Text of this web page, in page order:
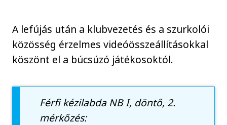
A lefújás után a klubvezetés és a szurkolói
közösség érzelmes videóösszeállításokkal
köszönt el a búcsúzó játékosoktól.
Férfi kézilabda NB I, döntő, 2.
mérkőzés: